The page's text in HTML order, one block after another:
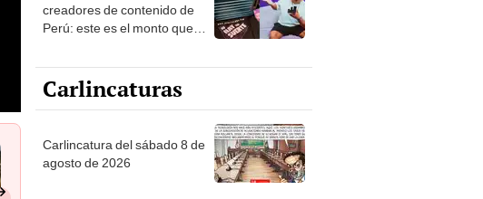
creadores de contenido de
Perú: este es el monto que
1.000 vistas
Carlincaturas
Carlincatura del sábado 8 de
agosto de 2026